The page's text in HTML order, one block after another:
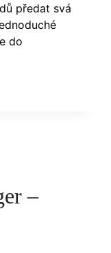
předat svá
do
–